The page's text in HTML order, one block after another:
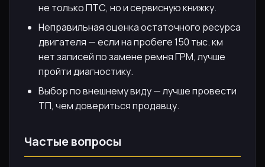
не только ПТС, но и сервисную книжку.
Неправильная оценка остаточного ресурса
двигателя — если на пробеге 150 тыс. км
нет записей по замене ремня ГРМ, лучше
пройти диагностику.
Выбор по внешнему виду — лучше провести
ТП, чем довериться продавцу.
Частые вопросы